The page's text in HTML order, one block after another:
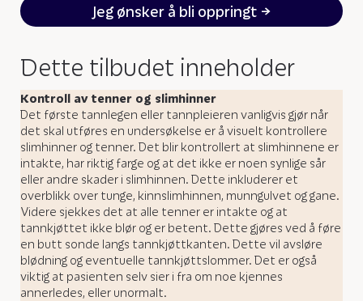
Jeg ønsker å bli oppringt
Dette tilbudet inneholder
Kontroll av tenner og slimhinner
Det første tannlegen eller tannpleieren vanligvis gjør når
det skal utføres en undersøkelse er å visuelt kontrollere
slimhinner og tenner. Det blir kontrollert at slimhinnene er
intakte, har riktig farge og at det ikke er noen synlige sår
eller andre skader i slimhinnen. Dette inkluderer et
overblikk over tunge, kinnslimhinnen, munngulvet og gane.
Videre sjekkes det at alle tenner er intakte og at
tannkjøttet ikke blør og er betent. Dette gjøres ved å føre
en butt sonde langs tannkjøttkanten. Dette vil avsløre
blødning og eventuelle tannkjøttslommer. Det er også
viktig at pasienten selv sier i fra om noe kjennes
annerledes, eller unormalt.